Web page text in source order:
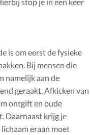
is om eerst de fysieke
Bij mensen die
namelijk aan de
geraakt. Afkicken van
ontgift en oude
Daarnaast krijg je
eraan moet